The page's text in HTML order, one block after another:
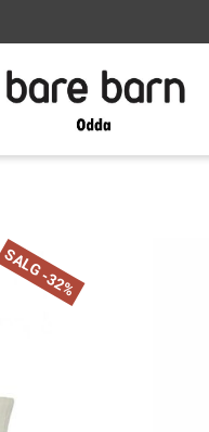
SALG -32%